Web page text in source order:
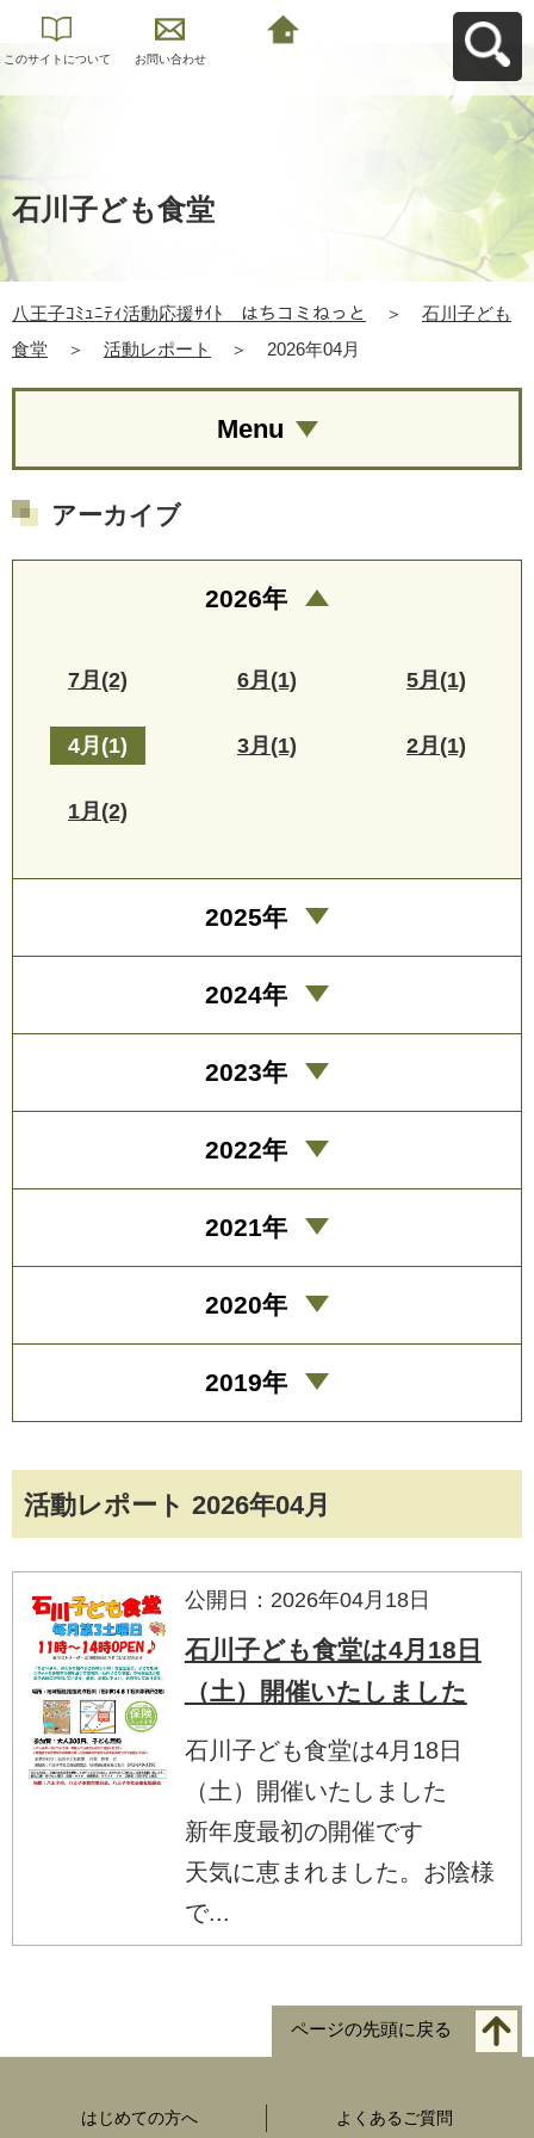
このサイトについて お問い合わせ
石川子ども食堂
八王子ｺﾐｭﾆﾃｨ活動応援ｻｲﾄ はちコミねっと ＞
石川子ども
食堂
＞ 活動レポート ＞ 2026年04月
活動レポート 2026年04月
公開日：2026年04月18日
石川子ども食堂は4月18日
（土）開催いたしました
石川子ども食堂は4月18日
（土）開催いたしました
新年度最初の開催です
天気に恵まれました。お陰様
で...
Menu
アーカイブ
2026年
7月(2) 6月(1) 5月(1)
4月(1) 3月(1) 2月(1)
1月(2)
2025年
2024年
2023年
2022年
2021年
2020年
2019年
ページの先頭に戻る
はじめての方へ よくあるご質問